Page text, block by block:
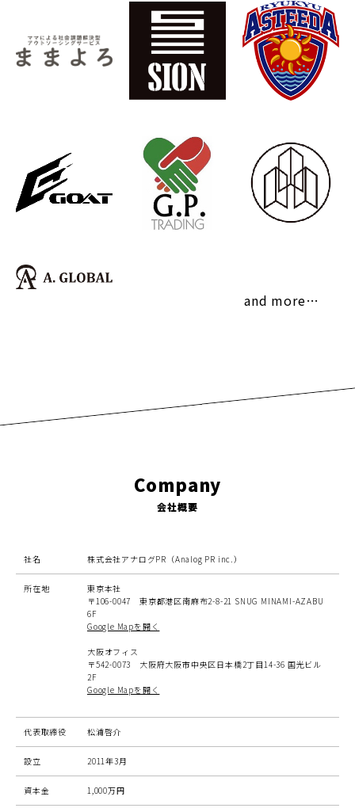
and more…
Company
会社概要
社名 株式会社アナログPR（Analog PR inc.）
所在地
東京本社
〒106-0047 東京都港区南麻布2-8-21 SNUG MINAMI-AZABU
6F
Google Mapを開く
大阪オフィス
〒542-0073 大阪府大阪市中央区日本橋2丁目14-36 国光ビル
2F
Google Mapを開く
代表取締役 松浦啓介
設立 2011年3月
資本金 1,000万円